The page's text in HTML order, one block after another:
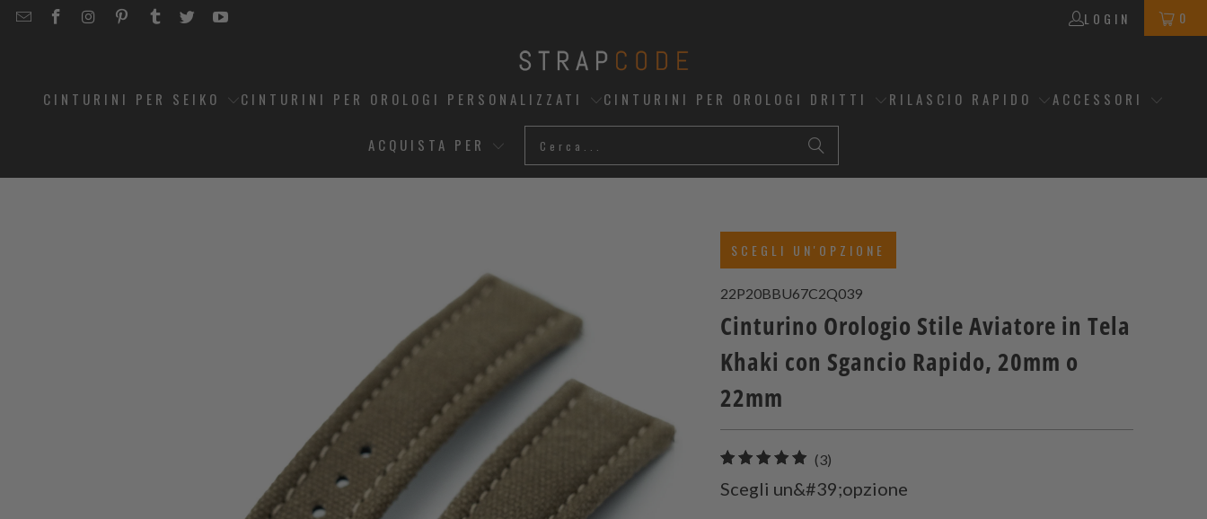
EMAILSTRAPCODE
STRAPCODE
STRAPCODE
STRAPCODE
STRAPCODE
STRAPCODE
LOGIN 0
CINTURINI PER SEIKO CINTURINI PER OROLOGI PERSONALIZZATI CINTURINI PER OROLOGI DRITTI RILASCIO RAPIDO ACCESSORI
ACQUISTA PER
SCEGLI UN'OPZIONE
22P20BBU67C2Q039
Cinturino Orologio Stile Aviatore in Tela
Khaki con Sgancio Rapido, 20mm o
22mm
(3)
recensioni
totali
Scegli un&#39;opzione